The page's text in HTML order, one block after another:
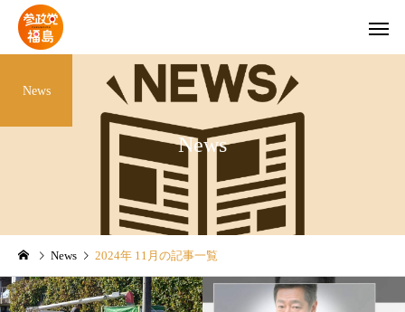
参政党
【県連】夏の党員倍増大作
戦‼
タウンミーティング
【県連】神谷宗幣代表
日に来福‼
Instagram
News
News
News 2024年 11月の記事一覧